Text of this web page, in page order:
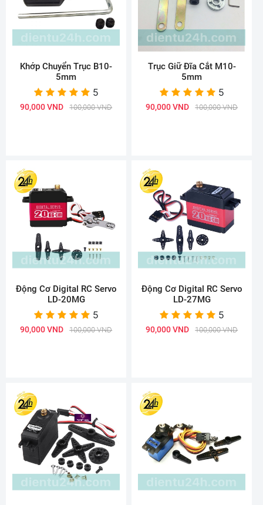
Khớp Chuyển Trục B10-
5mm
5
90,000 VND 100,000 VND
Trục Giữ Đĩa Cắt M10-
5mm
5
90,000 VND 100,000 VND
Động Cơ Digital RC Servo
LD-20MG
5
90,000 VND 100,000 VND
Động Cơ Digital RC Servo
LD-27MG
5
90,000 VND 100,000 VND